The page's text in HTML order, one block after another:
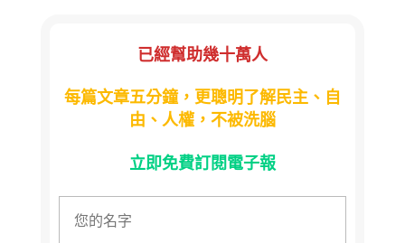
已經幫助幾十萬人
每篇文章五分鐘，更聰明了解民主、自
由、人權，不被洗腦
立即免費訂閱電子報